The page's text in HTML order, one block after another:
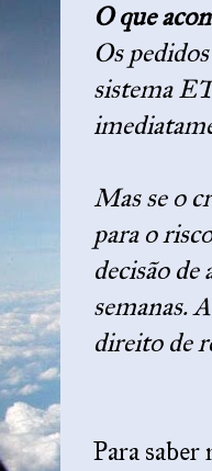
O que
Os
sistema
Mas se o
para o
decisão
semanas.
direito de
Para saber